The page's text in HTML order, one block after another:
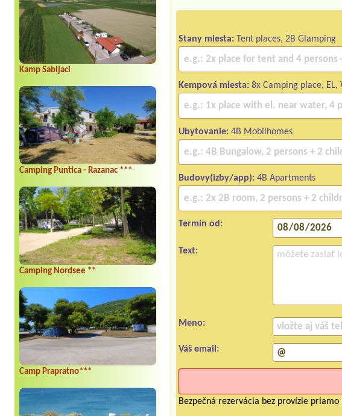
Kamp Sabljaci
Camping Puntica - Razanac ***
Camping Nordsee **
Camp Prapratno***
Stany miesta: Tent places, 2B Glamping
Kempová miesta: 8x Camping place,
Ubytovanie: 4B Mobilhomes
Budovy(izby/app): 4B Apartments
Termín od:
Text:
Meno:
Váš email:
Bezpečná rezervácia bez provízie